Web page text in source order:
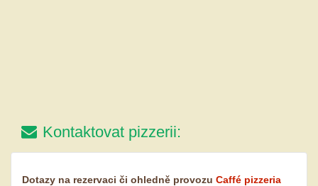
Kontaktovat pizzerii:
Dotazy na rezervaci či ohledně provozu Caffé pizzeria